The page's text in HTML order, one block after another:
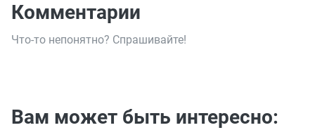
Комментарии
Что-то непонятно? Спрашивайте!
Вам может быть интересно: